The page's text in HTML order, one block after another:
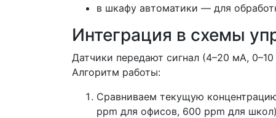
в шкафу автоматики — для
Интеграция в схемы
Датчики передают сигнал (4–20 мА,
Алгоритм работы:
Сравниваем текущую
ppm для офисов, 600 ppm для